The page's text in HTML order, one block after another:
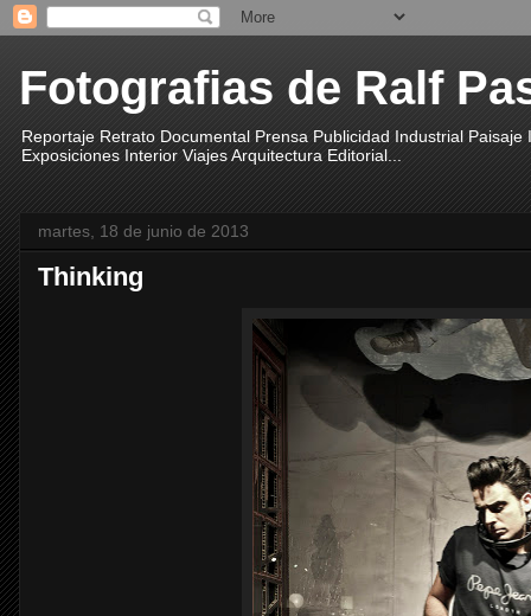
Fotografias de Ralf
Reportaje Retrato Documental Prensa Publicidad Industrial
Exposiciones Interior Viajes Arquitectura Editorial...
martes, 18 de junio de 2013
Thinking